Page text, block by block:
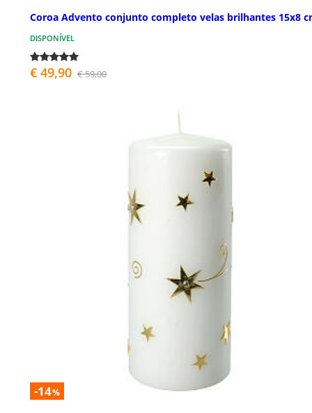
Coroa Advento conjunto completo velas brilhantes 15x8
DISPONÍVEL
€ 49,90 € 59,00
-14%